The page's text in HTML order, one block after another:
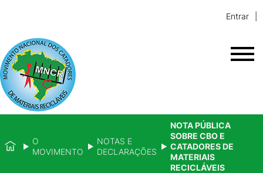
Entrar
O
MOVIMENTO
NOTAS E
DECLARAÇÕES
NOTA PÚBLICA
SOBRE CBO E
CATADORES DE
MATERIAIS
RECICLÁVEIS